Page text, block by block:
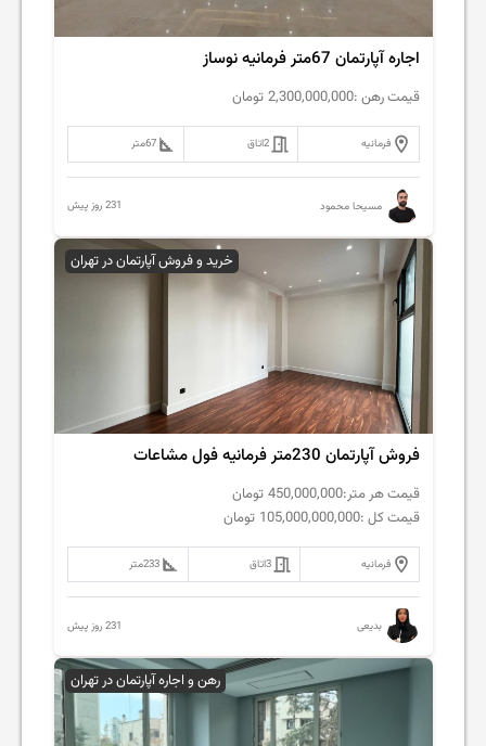
اجاره آپارتمان 67متر فرمانیه نوساز
قیمت رهن :2,300,000,000 تومان
فرمانیه 2اتاق 67متر
مسیحا محمود 231 روز پیش
خرید و فروش آپارتمان در تهران
فروش آپارتمان 230متر فرمانیه فول مشاعات
قیمت هر متر:450,000,000 تومان
قیمت کل :105,000,000,000 تومان
فرمانیه 3اتاق 233متر
بدیعی 231 روز پیش
رهن و اجاره آپارتمان در تهران